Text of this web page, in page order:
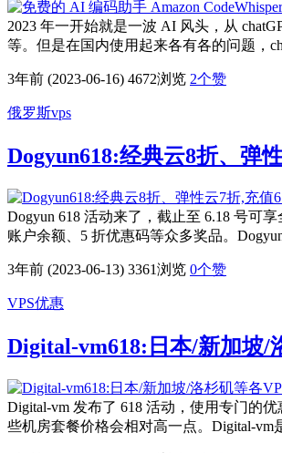
2023 年一开始就是一波 AI 风头，从
等。但是在国内使用起来各有各的问题，
3年前 (2023-06-16) 4672浏览 2个赞
俄罗斯vps
Dogyun618:经典云8折、弹
Dogyun 618 活动来了，截止至 6.18 号可
账户余额、5 折优惠码等众多奖品。
3年前 (2023-06-13) 3361浏览 0个赞
VPS优惠
Digital-vm618:日本/新加坡/
Digital-vm 发布了 618 活动，使用专门的
些机房套餐价格会相对高一点。Digital-